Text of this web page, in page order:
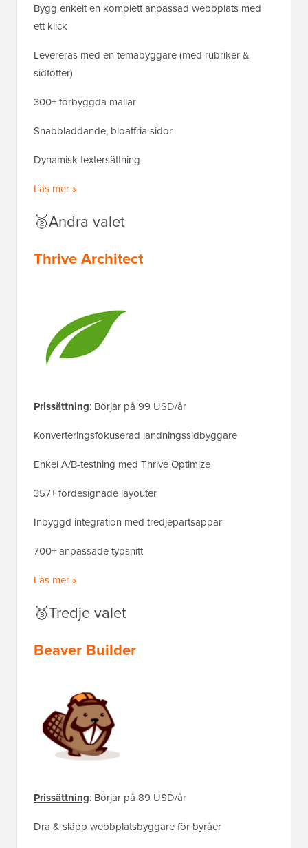
Bygg enkelt en komplett anpassad webbplats med
ett klick
Levereras med en temabyggare (med rubriker &
sidfötter)
300+ förbyggda mallar
Snabbladdande, bloatfria sidor
Dynamisk textersättning
Läs mer »
🥈Andra valet
Thrive Architect
Prissättning: Börjar på 99 USD/år
Konverteringsfokuserad landningssidbyggare
Enkel A/B-testning med Thrive Optimize
357+ fördesignade layouter
Inbyggd integration med tredjepartsappar
700+ anpassade typsnitt
Läs mer »
🥉Tredje valet
Beaver Builder
Prissättning: Börjar på 89 USD/år
Dra & släpp webbplatsbyggare för byråer